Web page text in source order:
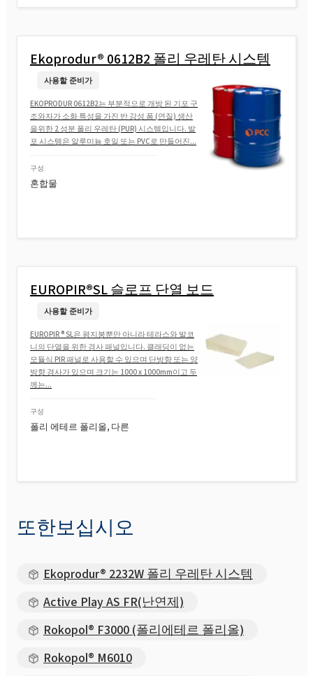
Ekoprodur® 0612B2 폴리 우레탄 시스템
사용할 준비가
EKOPRODUR 0612B2는 부분적으로 개방 된 기포 구
조와자가 소화 특성을 가진 반 강성 폼 (연질) 생산
을위한 2 성분 폴리 우레탄 (PUR) 시스템입니다. 발
포 시스템은 알루미늄 호일 또는 PVC로 만들어진...
구성
혼합물
EUROPIR®SL 슬로프 단열 보드
사용할 준비가
EUROPIR ® SL은 평지붕뿐만 아니라 테라스와 발코
니의 단열을 위한 경사 패널입니다. 클래딩이 없는
모듈식 PIR 패널로 사용할 수 있으며 단방향 또는 양
방향 경사가 있으며 크기는 1000 x 1000mm이고 두
께는...
구성
폴리 에테르 폴리올, 다른
또한보십시오
Ekoprodur® 2232W 폴리 우레탄 시스템
Active Play AS FR(난연제)
Rokopol® F3000 (폴리에테르 폴리올)
Rokopol® M6010